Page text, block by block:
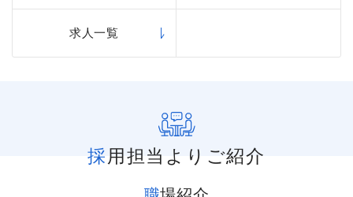
求人一覧
採用担当よりご紹介